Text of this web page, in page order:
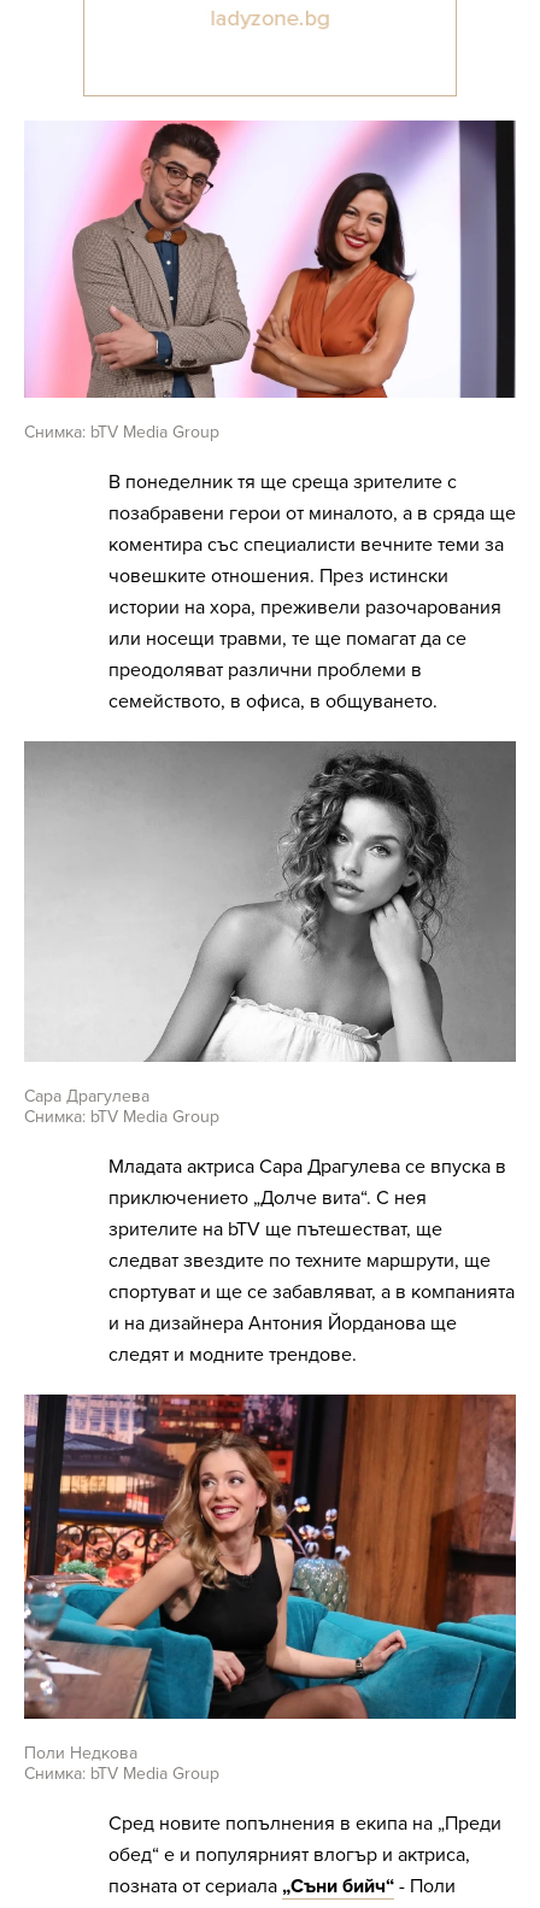
Снимка: bTV Media Group
В понеделник тя ще среща зрителите с
позабравени герои от миналото, а в сряда ще
коментира със специалисти вечните теми за
човешките отношения. През истински
истории на хора, преживели разочарования
или носещи травми, те ще помагат да се
преодоляват различни проблеми в
семейството, в офиса, в общуването.
Сара Драгулева
Снимка: bTV Media Group
Младата актриса Сара Драгулева се впуска в
приключението „Долче вита“. С нея
зрителите на bTV ще пътешестват, ще
следват звездите по техните маршрути, ще
спортуват и ще се забавляват, а в компанията
и на дизайнера Антония Йорданова ще
следят и модните трендове.
Поли Недкова
Снимка: bTV Media Group
Сред новите попълнения в екипа на „Преди
обед“ е и популярният влогър и актриса,
позната от сериала „Съни бийч“ - Поли